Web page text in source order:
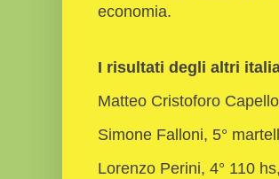
economia.
I risultati degli altri
Matteo Cristoforo
Simone Falloni, 5°
Lorenzo Perini, 4° 110